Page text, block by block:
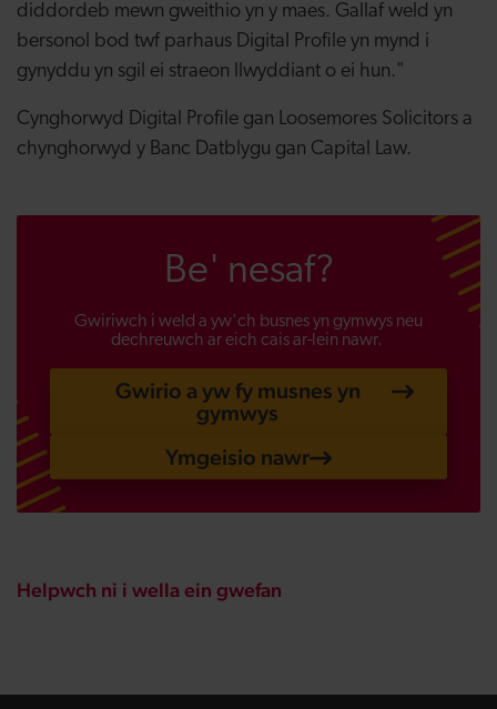
diddordeb mewn gweithio yn y maes. Gallaf weld yn
bersonol bod twf parhaus Digital Profile yn mynd i
gynyddu yn sgil ei straeon llwyddiant o ei hun."
Cynghorwyd Digital Profile gan Loosemores Solicitors a
chynghorwyd y Banc Datblygu gan Capital Law.
Be' nesaf?
Gwiriwch i weld a yw'ch busnes yn gymwys neu
dechreuwch ar eich cais ar-lein nawr.
Gwirio a yw fy musnes yn
gymwys
Ymgeisio nawr
Helpwch ni i wella ein gwefan